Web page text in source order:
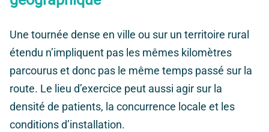
Une tournée dense en ville ou sur un territoire rural
étendu n’impliquent pas les mêmes kilomètres
parcourus et donc pas le même temps passé sur la
route. Le lieu d’exercice peut aussi agir sur la
densité de patients, la concurrence locale et les
conditions d’installation.